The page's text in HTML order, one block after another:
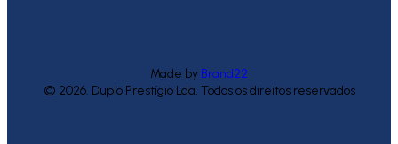
Made by Brand22
© 2026. Duplo Prestígio Lda. Todos os direitos reservados